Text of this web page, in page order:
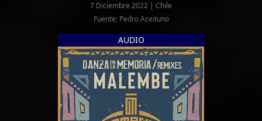
7 Diciembre 2022 | Chile
Fuente: Pedro Aceituno
AUDIO